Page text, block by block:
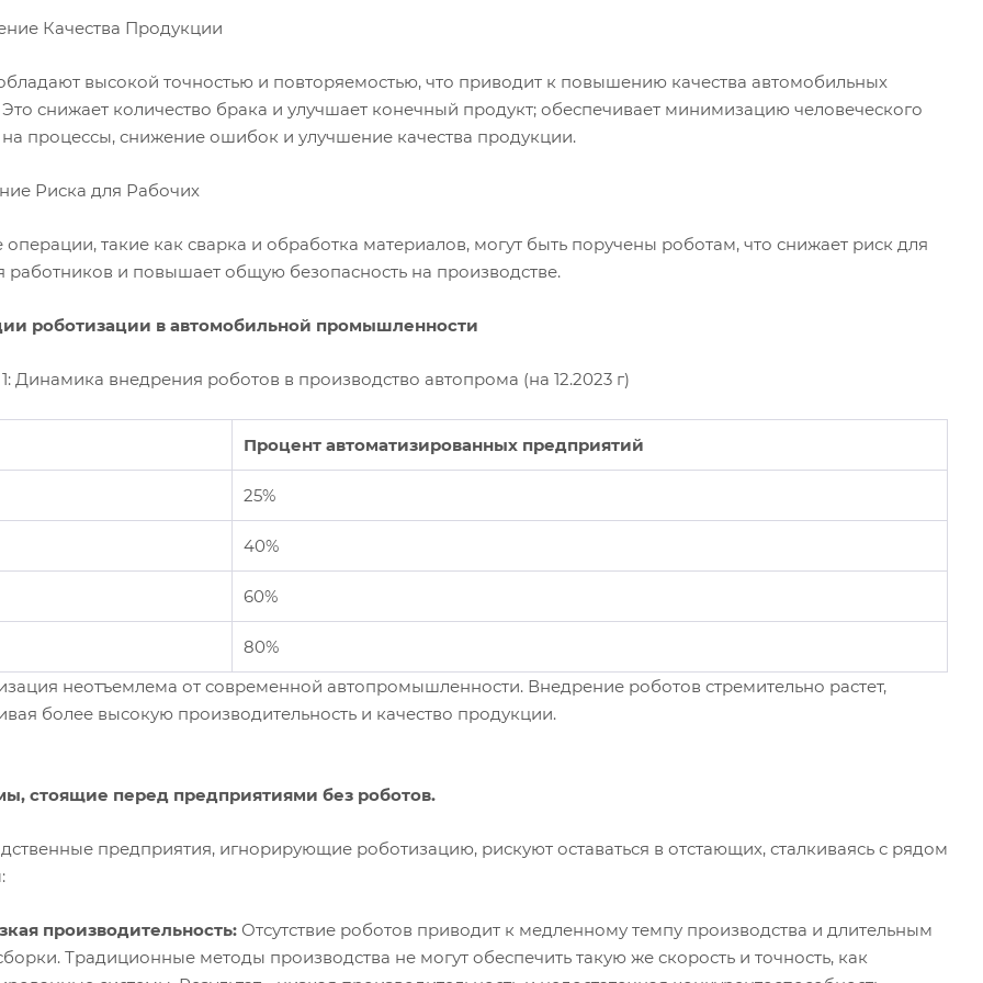
Качества Продукции
высокой точностью и повторяемостью, что приводит к повышению качества автомобильных
Это снижает количество брака и улучшает конечный продукт; обеспечивает минимизацию человеческого
процессы, снижение ошибок и улучшение качества продукции.
Риска для Рабочих
такие как сварка и обработка материалов, могут быть поручены роботам, что снижает риск для
работников и повышает общую безопасность на производстве.
роботизации в автомобильной промышленности
Динамика внедрения роботов в производство автопрома (на 12.2023 г)
Процент автоматизированных предприятий
25%
40%
60%
80%
неотъемлема от современной автопромышленности. Внедрение роботов стремительно растет,
более высокую производительность и качество продукции.
стоящие перед предприятиями без роботов.
предприятия, игнорирующие роботизацию, рискуют оставаться в отстающих, сталкиваясь с рядом
производительность: Отсутствие роботов приводит к медленному темпу производства и длительным
Традиционные методы производства не могут обеспечить такую же скорость и точность, как